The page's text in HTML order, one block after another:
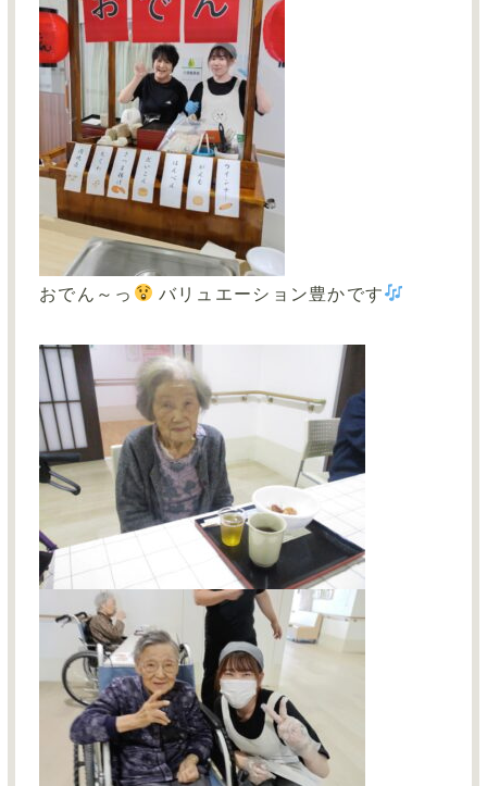
おでん～っ バリュエーション豊かです